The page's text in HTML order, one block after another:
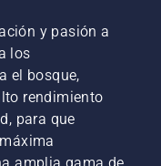
y pasión a
los
el bosque,
rendimiento
para que
amplia gama de